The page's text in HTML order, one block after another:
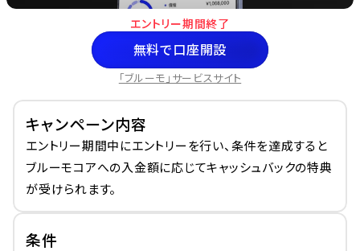
エントリー期間終了
無料で口座開設
「ブルーモ」サービスサイト
キャンペーン内容
エントリー期間中にエントリーを行い、条件を達成すると
ブルーモコアへの入金額に応じてキャッシュバックの特典
が受けられます。
条件